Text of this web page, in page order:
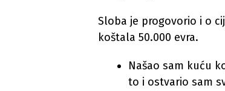
Sloba je progovorio i o
koštala 50.000 evra.
Našao sam kuću
to i ostvario sam